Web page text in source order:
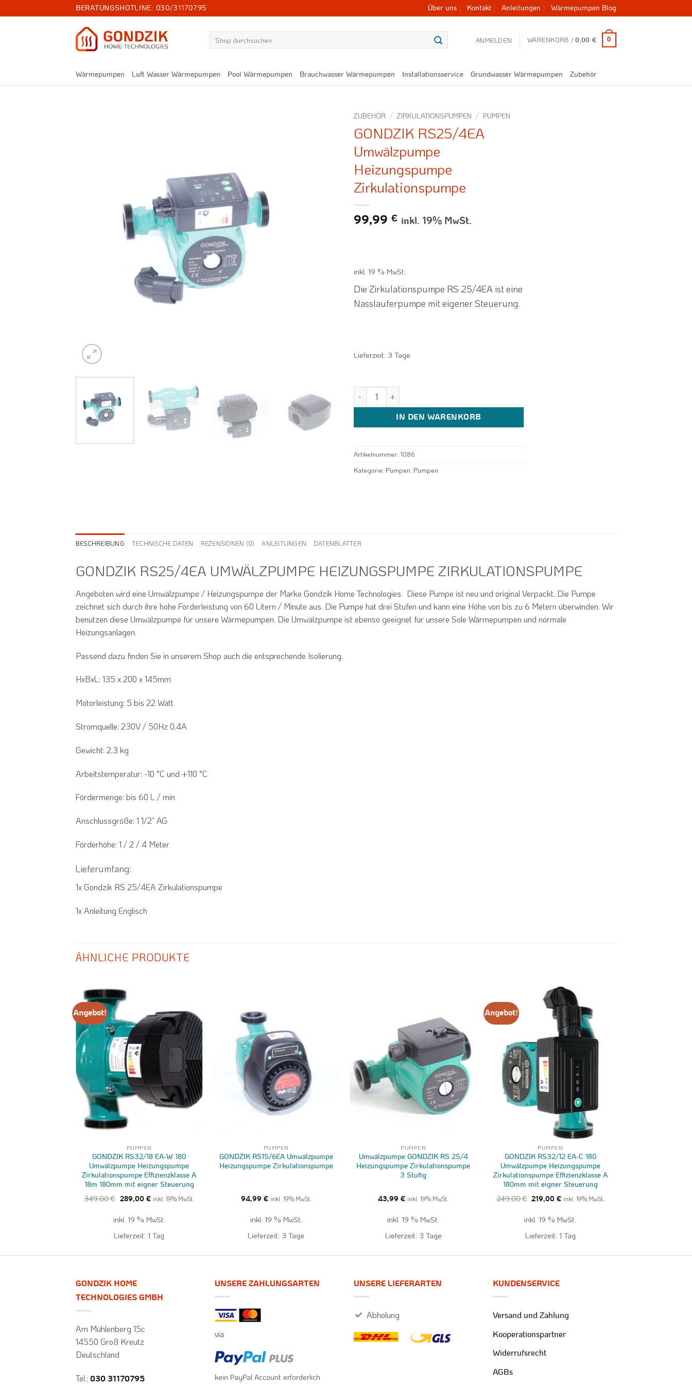
Inhalt
BERATUNGSHOTLINE: 030/31170795 Über uns Kontakt Anleitungen Wärmepumpen Blog
ANMELDEN WARENKORB /0,00 € 0
Wärmepumpen Luft Wasser Wärmepumpen Pool Wärmepumpen Brauchwasser Wärmepumpen Installationsservice Grundwasser Wärmepumpen Zubehör
ZUBEHÖR / ZIRKULATIONSPUMPEN / PUMPEN
GONDZIK RS25/4EA
Umwälzpumpe
Heizungspumpe
Zirkulationspumpe
99,99 € inkl. 19% MwSt.
inkl. 19 % MwSt.
Die Zirkulationspumpe RS 25/4EA ist eine
Nassläuferpumpe mit eigener Steuerung.
Lieferzeit: 3 Tage
IN DEN WARENKORB
Artikelnummer: 1086
Kategorie: Pumpen, Pumpen
BESCHREIBUNG TECHNISCHE DATEN REZENSIONEN (0) ANLEITUNGEN DATENBLÄTTER
GONDZIK RS25/4EA UMWÄLZPUMPE HEIZUNGSPUMPE ZIRKULATIONSPUMPE
Angeboten wird eine Umwälzpumpe / Heizungspumpe der Marke Gondzik Home Technologies. Diese Pumpe ist neu und original Verpackt. Die Pumpe
zeichnet sich durch ihre hohe Förderleistung von 60 Litern / Minute aus. Die Pumpe hat drei Stufen und kann eine Höhe von bis zu 6 Metern überwinden. Wir
benutzen diese Umwälzpumpe für unsere Wärmepumpen. Die Umwälzpumpe ist ebenso geeignet für unsere Sole Wärmepumpen und normale
Heizungsanlagen.
Passend dazu finden Sie in unserem Shop auch die entsprechende Isolierung.
HxBxL: 135 x 200 x 145mm
Motorleistung: 5 bis 22 Watt
Stromquelle: 230V / 50Hz 0,4A
Gewicht: 2,3 kg
Arbeitstemperatur: -10 °C und +110 °C
Fördermenge: bis 60 L / min
Anschlussgröße: 1 1/2″ AG
Förderhöhe: 1 / 2 / 4 Meter
Lieferumfang:
1x Gondzik RS 25/4EA Zirkulationspumpe
1x Anleitung Englisch
ÄHNLICHE PRODUKTE
Angebot!
PUMPEN
GONDZIK RS32/18 EA-W 180
Umwälzpumpe Heizungspumpe
Zirkulationspumpe Effizienzklasse A
18m 180mm mit eigner Steuerung
349,00€ Ursprünglicher
Preis
349,00 €
289,00 €Aktueller
289,00 €.
inkl. 19% MwSt.
inkl. 19 % MwSt.
Lieferzeit: 1 Tag
PUMPEN
GONDZIK RS15/6EA Umwälzpumpe
Heizungspumpe Zirkulationspumpe
94,99 € inkl. 19% MwSt.
inkl. 19 % MwSt.
Lieferzeit: 3 Tage
PUMPEN
Umwälzpumpe GONDZIK RS 25/4
Heizungspumpe Zirkulationspumpe
3 Stufig
43,99€ inkl. 19% MwSt.
inkl. 19 % MwSt.
Lieferzeit: 3 Tage
Angebot!
PUMPEN
GONDZIK RS32/12 EA-C 180
Umwälzpumpe Heizungspumpe
Zirkulationspumpe Effizienzklasse A
180mm mit eigner Steuerung
249,00€ Ursprünglicher
Preis
249,00 €
219,00€Aktueller
219,00 €.
inkl. 19% MwSt.
inkl. 19 % MwSt.
Lieferzeit: 1 Tag
GONDZIK HOME
TECHNOLOGIES GMBH
Am Mühlenberg 15c
14550 Groß Kreutz
Deutschland
Tel.: 030 31170795
UNSERE ZAHLUNGSARTEN
via
kein PayPal Account erforderlich
UNSERE LIEFERARTEN
Abholung
KUNDENSERVICE
Versand und Zahlung
Kooperationspartner
Widerrufsrecht
AGBs